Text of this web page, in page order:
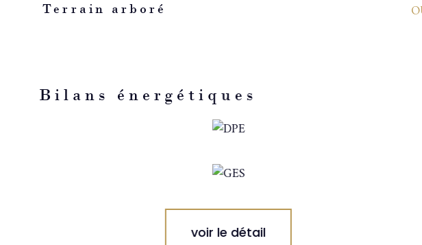
Terrain arboré
Bilans énergétiques
voir le détail